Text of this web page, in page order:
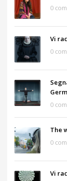
0
Vi
0
0
The
0
Vi